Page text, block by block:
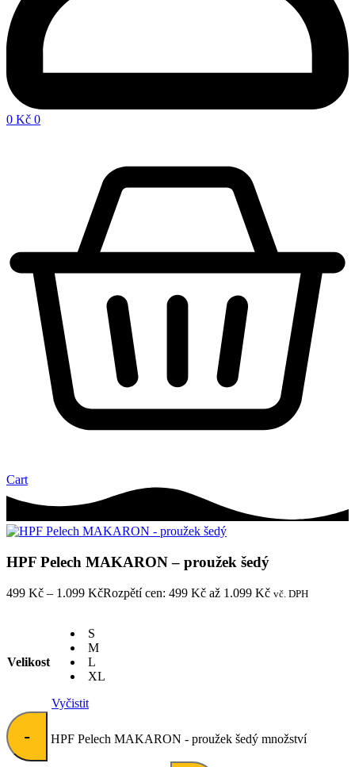
0 Kč 0
Cart
HPF Pelech MAKARON – proužek šedý
499 Kč – 1.099 KčRozpětí cen: 499 Kč až 1.099 Kč vč. DPH
Velikost
S
M
L
XL
Vyčistit
- HPF Pelech MAKARON - proužek šedý množství